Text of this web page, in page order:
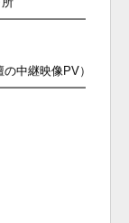
中継映像PV）